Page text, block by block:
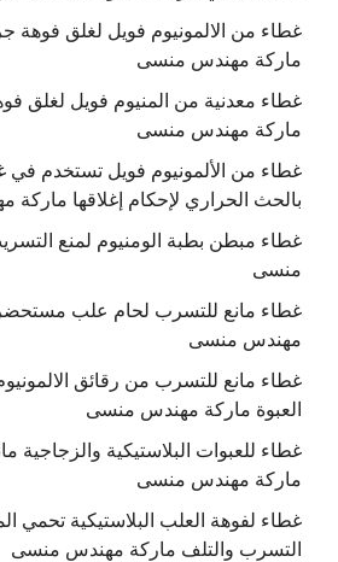
غطاء من الالمونيوم فويل لغلق فوهة
ماركة مهندس منسى
غطاء معدنية من المنيوم فويل لغلق
ماركة مهندس منسى
غطاء من الألمونيوم فويل تستخدم في
بالحث الحراري لإحكام إغلاقها
غطاء مبطن بطبة الومنيوم لمنع
منسى
غطاء مانع للتسرب لحام علب
مهندس منسى
غطاء مانع للتسرب من رقائق
العبوة ماركة مهندس منسى
غطاء للعبوات البلاستيكية والزجاجية
ماركة مهندس منسى
غطاء لفوهة العلب البلاستيكية تحمي
التسرب والتلف ماركة مهندس منسى